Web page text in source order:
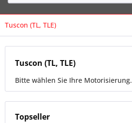
Tuscon (TL, TLE)
Tuscon (TL, TLE)
Bitte wählen Sie Ihre Motorisierung.
Topseller